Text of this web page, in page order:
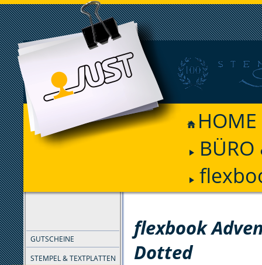
HOME
BÜRO
GUTSCHEINE
STEMPEL & TEXTPLATTEN
flexbook
Dotted